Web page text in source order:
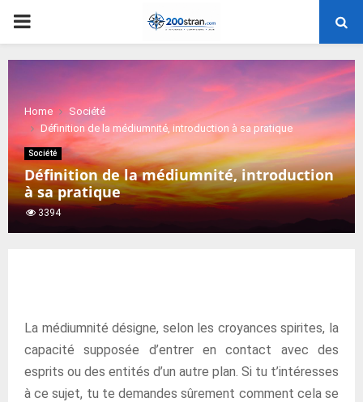
PRIMARY
MENU
Home
Société
Définition de la médiumnité, introduction à sa pratique
Société
Définition de la médiumnité, introduction
à sa pratique
3394
La médiumnité désigne, selon les croyances spirites, la
capacité supposée d’entrer en contact avec des
esprits ou des entités d’un autre plan. Si tu t’intéresses
à ce sujet, tu te demandes sûrement comment cela se